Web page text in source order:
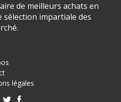
de meilleurs achats en
impartiale des
légales